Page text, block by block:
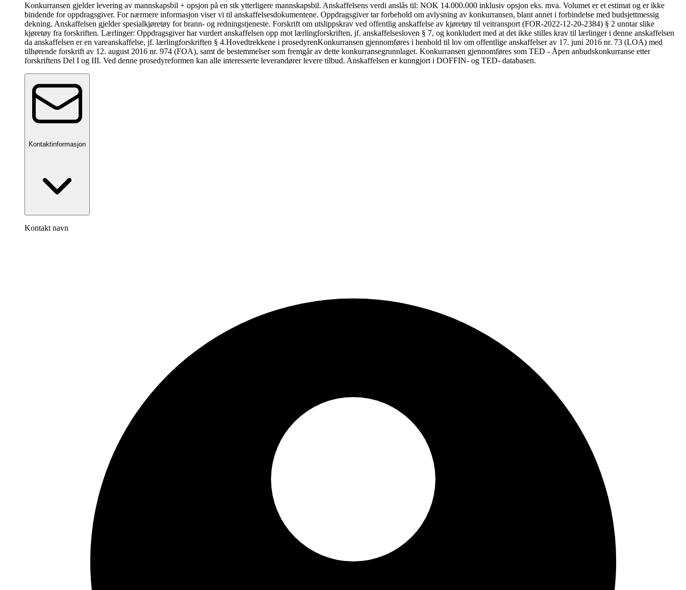
Konkurransen gjelder levering av mannskapsbil + opsjon på en stk ytterligere mannskapsbil. Anskaffelsens verdi anslås til: NOK 14.000.000 inklusiv opsjon eks. mva. Volumet er et estimat og er ikke
bindende for oppdragsgiver. For nærmere informasjon viser vi til anskaffelsesdokumentene. Oppdragsgiver tar forbehold om avlysning av konkurransen, blant annet i forbindelse med budsjettmessig
dekning. Anskaffelsen gjelder spesialkjøretøy for brann- og redningstjeneste. Forskrift om utslippskrav ved offentlig anskaffelse av kjøretøy til veitransport (FOR-2022-12-20-2384) § 2 unntar slike
kjøretøy fra forskriften. Lærlinger: Oppdragsgiver har vurdert anskaffelsen opp mot lærlingforskriften, jf. anskaffelsesloven § 7, og konkludert med at det ikke stilles krav til lærlinger i denne anskaffelsen
da anskaffelsen er en vareanskaffelse, jf. lærlingforskriften § 4.Hovedtrekkene i prosedyrenKonkurransen gjennomføres i henhold til lov om offentlige anskaffelser av 17. juni 2016 nr. 73 (LOA) med
tilhørende forskrift av 12. august 2016 nr. 974 (FOA), samt de bestemmelser som fremgår av dette konkurransegrunnlaget. Konkurransen gjennomføres som TED - Åpen anbudskonkurranse etter
forskriftens Del I og III. Ved denne prosedyreformen kan alle interesserte leverandører levere tilbud. Anskaffelsen er kunngjort i DOFFIN- og TED- databasen.
Kontaktinformasjon
Kontakt navn